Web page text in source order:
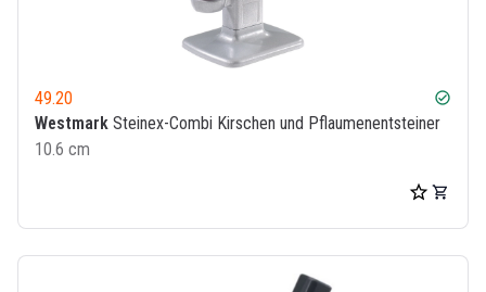
49.20 check_circle
Westmark Steinex-Combi Kirschen und Pflaumenentsteiner
10.6 cm